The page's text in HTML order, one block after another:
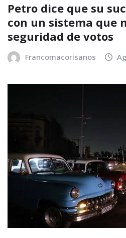
Petro dice que su
con un sistema que
seguridad de votos
Francomacorisanos